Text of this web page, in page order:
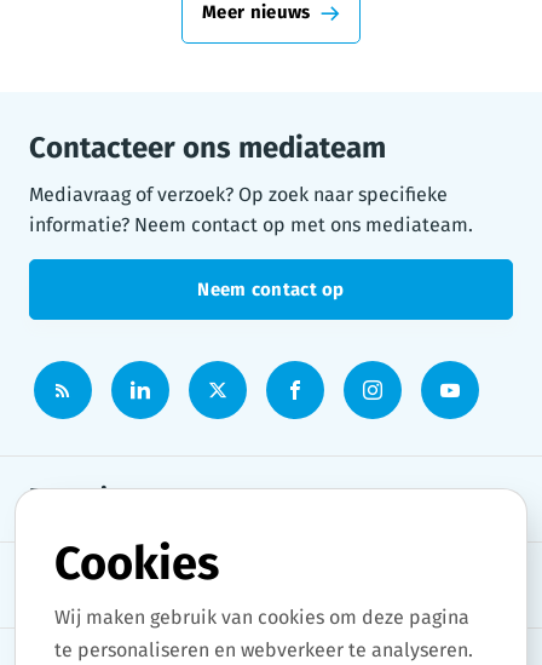
Meer nieuws
Contacteer ons mediateam
Mediavraag of verzoek? Op zoek naar specifieke
informatie? Neem contact op met ons mediateam.
Neem contact op
Persruimte
Onderwerpen
Cookies
Wij maken gebruik van cookies om deze pagina
te personaliseren en webverkeer te analyseren.